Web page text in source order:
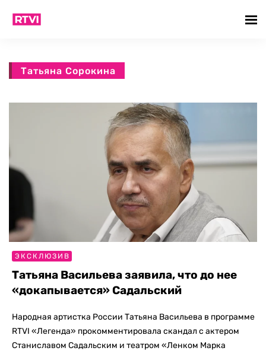
Татьяна Сорокина
ЭКСКЛЮЗИВ
Татьяна Васильева заявила, что до нее
«докапывается» Садальский
Народная артистка России Татьяна Васильева в программе
RTVI «Легенда» прокомментировала скандал с актером
Станиславом Садальским и театром «Ленком Марка